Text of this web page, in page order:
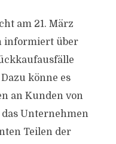
am 21. März
informiert über
könne es
an Kunden von
Unternehmen
Teilen der